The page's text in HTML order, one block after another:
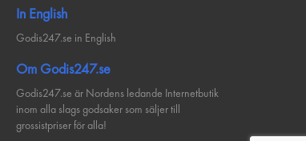
In English
Godis247.se in English
Om Godis247.se
Godis247.se är Nordens ledande Internetbutik
inom alla slags godsaker som säljer till
grossistpriser för alla!